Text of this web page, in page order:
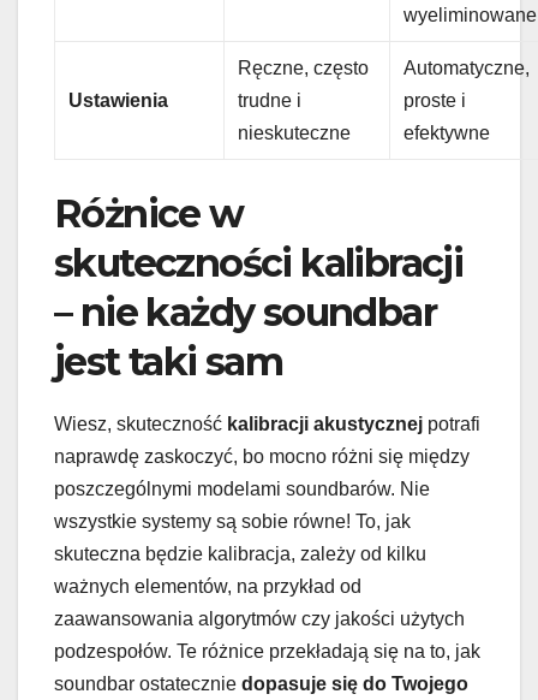
wyeliminowane
Ustawienia
Ręczne, często
trudne i
nieskuteczne
Automatyczne,
proste i
efektywne
Różnice w
skuteczności kalibracji
– nie każdy soundbar
jest taki sam
Wiesz, skuteczność kalibracji akustycznej potrafi
naprawdę zaskoczyć, bo mocno różni się między
poszczególnymi modelami soundbarów. Nie
wszystkie systemy są sobie równe! To, jak
skuteczna będzie kalibracja, zależy od kilku
ważnych elementów, na przykład od
zaawansowania algorytmów czy jakości użytych
podzespołów. Te różnice przekładają się na to, jak
soundbar ostatecznie dopasuje się do Twojego